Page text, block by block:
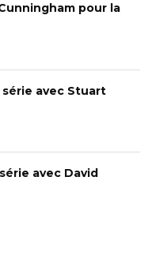
pour la
série avec Stuart
avec David